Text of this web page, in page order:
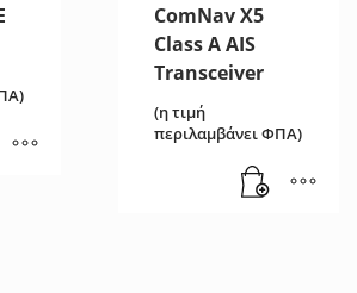
ComNav X5
Class A AIS
Transceiver
(η τιμή
περιλαμβάνει ΦΠΑ)